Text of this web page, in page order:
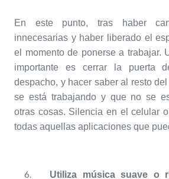
En este punto, tras haber
innecesarias y haber liberado el
el momento de ponerse a trabajar.
importante es cerrar la puerta
despacho, y hacer saber al resto
se está trabajando y que no se
otras cosas. Silencia en el celular
todas aquellas aplicaciones que
Utiliza música suave o